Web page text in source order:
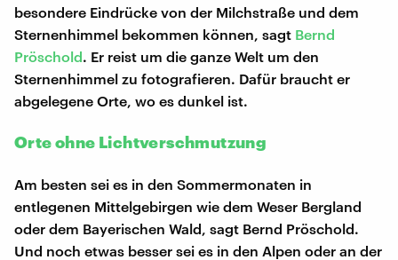
besondere Eindrücke von der Milchstraße und dem
Sternenhimmel bekommen können, sagt Bernd
Pröschold. Er reist um die ganze Welt um den
Sternenhimmel zu fotografieren. Dafür braucht er
abgelegene Orte, wo es dunkel ist.
Orte ohne Lichtverschmutzung
Am besten sei es in den Sommermonaten in
entlegenen Mittelgebirgen wie dem Weser Bergland
oder dem Bayerischen Wald, sagt Bernd Pröschold.
Und noch etwas besser sei es in den Alpen oder an der